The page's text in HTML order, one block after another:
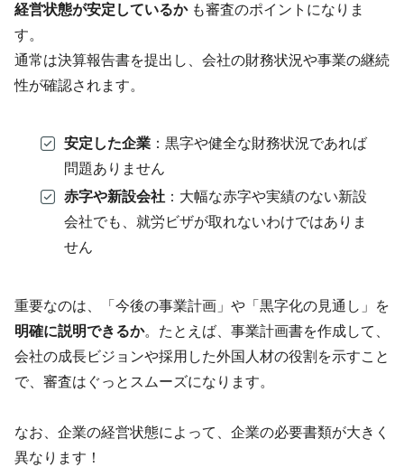
経営状態が安定しているかも審査のポイントになりま
す。
通常は決算報告書を提出し、会社の財務状況や事業の継続
性が確認されます。
安定した企業：黒字や健全な財務状況であれば
問題ありません
赤字や新設会社：大幅な赤字や実績のない新設
会社でも、就労ビザが取れないわけではありま
せん
重要なのは、「今後の事業計画」や「黒字化の見通し」を
明確に説明できるか。たとえば、事業計画書を作成して、
会社の成長ビジョンや採用した外国人材の役割を示すこと
で、審査はぐっとスムーズになります。
なお、企業の経営状態によって、企業の必要書類が大きく
異なります！